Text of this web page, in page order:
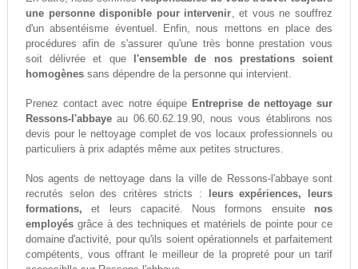
une personne disponible pour intervenir, et vous ne souffrez
d'un absentéisme éventuel. Enfin, nous mettons en place des
procédures afin de s'assurer qu'une très bonne prestation vous
soit délivrée et que
l'ensemble de nos prestations soient
homogènessans dépendre de la personne qui intervient.
Prenez contact avec notre équipe Entreprise de nettoyage sur
Ressons-l'abbayeau 06.60.62.19.90, nous vous établirons nos
devis pour le nettoyage complet de vos locaux professionnels ou
particuliers à prix adaptés même aux petites structures.
Nos agents de nettoyage dans la ville de Ressons-l'abbaye sont
recrutés selon des critères stricts :
leurs expériences, leurs
formations, et leurs capacité. Nous formons ensuite nos
employésgrâce à des techniques et matériels de pointe pour ce
domaine d'activité, pour qu'ils soient opérationnels et parfaitement
compétents, vous offrant le meilleur de la propreté pour un tarif